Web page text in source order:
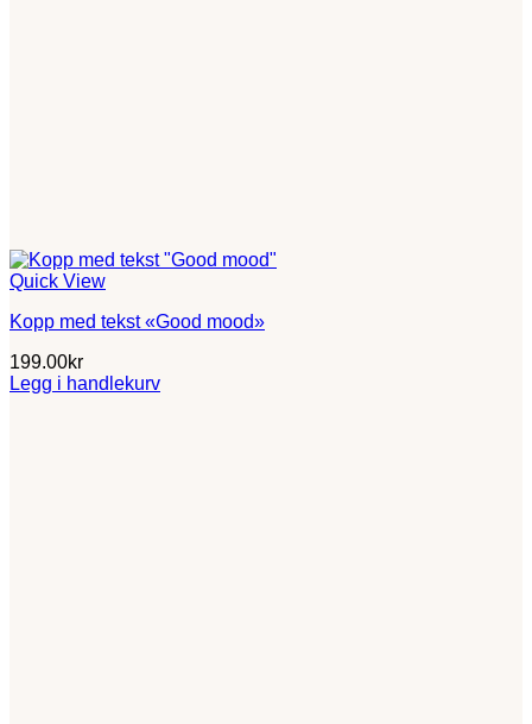
Quick View
Kopp med tekst «Good mood»
199.00kr
Legg i handlekurv